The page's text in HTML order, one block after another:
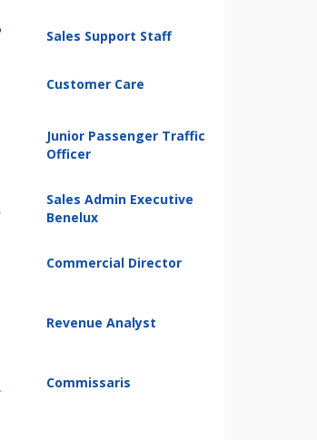
Sales Support Staff
Customer Care
Junior Passenger Traffic
Officer
Sales Admin Executive
Benelux
Commercial Director
Revenue Analyst
Commissaris